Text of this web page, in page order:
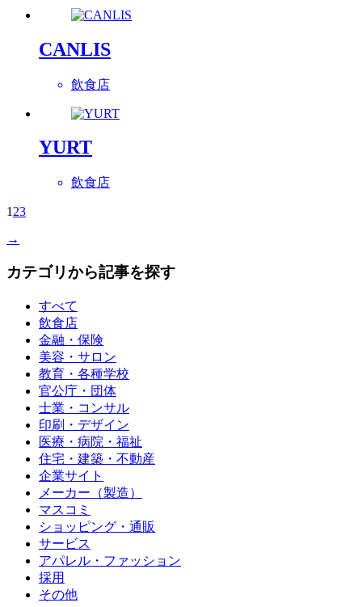
CANLIS
飲食店
YURT
飲食店
1 23
→
カテゴリから記事を探す
すべて
飲食店
金融・保険
美容・サロン
教育・各種学校
官公庁・団体
士業・コンサル
印刷・デザイン
医療・病院・福祉
住宅・建築・不動産
企業サイト
メーカー（製造）
マスコミ
ショッピング・通販
サービス
アパレル・ファッション
採用
その他